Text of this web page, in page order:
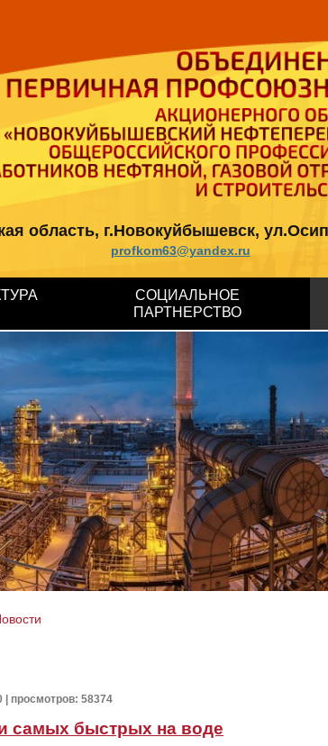
область, г.Новокуйбышевск,
profkom63@yandex.ru
СОЦИАЛЬНОЕ
ПАРТНЕРСТВО
| просмотров: 58374
самых быстрых на воде